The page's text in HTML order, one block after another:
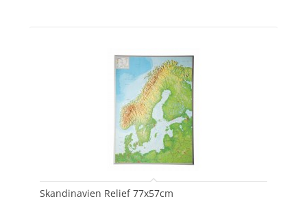
Skandinavien Relief 77x57cm